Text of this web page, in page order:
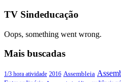
TV Sindeducação
Oops, something went wrong.
Mais buscadas
1/3 hora atividade 2016 Assembleia